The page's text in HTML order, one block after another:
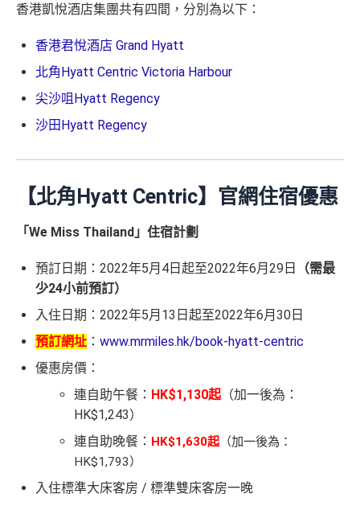
香港凱悅酒店集團共有四間，分別為以下：
香港君悅酒店 Grand Hyatt
北角Hyatt Centric Victoria Harbour
尖沙咀Hyatt Regency
沙田Hyatt Regency
【北角Hyatt Centric】官網住宿優惠
「We Miss Thailand」住宿計劃
預訂日期：2022年5月4日起至2022年6月29日
（需最
少24小前預訂）
入住日期：2022年5月13日起至2022年6月30日
預訂網址 ： www.mrmiles.hk/book-hyatt-centric
優惠房價：
連自助午餐： HK$1,130起（加一後為：
HK$1,243）
連自助晚餐： HK$1,630起（加一後為：
HK$1,793）
入住標準大床客房 / 標準雙床客房一晚